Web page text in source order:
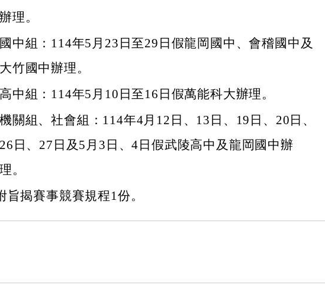
辦理。
國中組：114年5月23日至29日假龍岡國中、會稽國中及
大竹國中辦理。
高中組：114年5月10日至16日假萬能科大辦理。
機關組、社會組：114年4月12日、13日、19日、20日、
26日、27日及5月3日、4日假武陵高中及龍岡國中辦
理。
旨揭賽事競賽規程1份。